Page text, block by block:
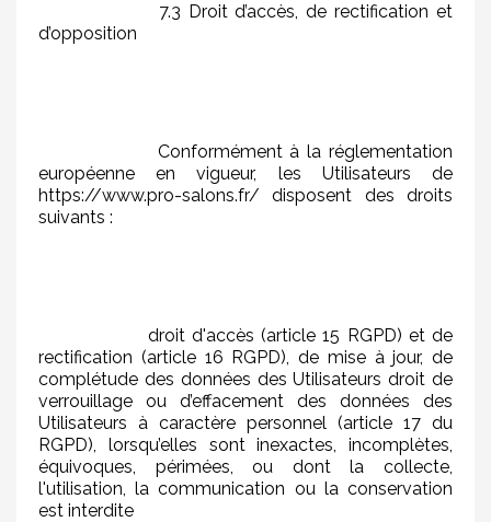
7.3 Droit d’accès, de rectification et
d’opposition
Conformément à la réglementation
européenne en vigueur, les Utilisateurs de
https://www.pro-salons.fr/ disposent des droits
suivants :
droit d'accès (article 15 RGPD) et de
rectification (article 16 RGPD), de mise à jour, de
complétude des données des Utilisateurs droit de
verrouillage ou d’effacement des données des
Utilisateurs à caractère personnel (article 17 du
RGPD), lorsqu’elles sont inexactes, incomplètes,
équivoques, périmées, ou dont la collecte,
l'utilisation, la communication ou la conservation
est interdite